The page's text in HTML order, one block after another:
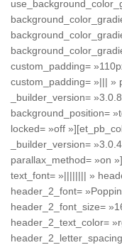
custom_padding=
custom_padding= »||| »
_builder_version=
background_position=
locked= »off
_builder_version=
parallax_method= »on
text_font= »|||||||| »
header_2_font=
header_2_font_size=
header_2_text_color=